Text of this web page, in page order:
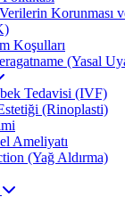
Korunması
Koşulları
(Yasal
Tedavisi (IVF)
(Rinoplasti)
Ameliyatı
(Yağ Aldırma)